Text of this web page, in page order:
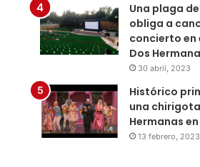
Una plaga
obliga a
concierto en
Dos
30 abril, 2023
Histórico
una
Hermanas
13 febrero, 2023